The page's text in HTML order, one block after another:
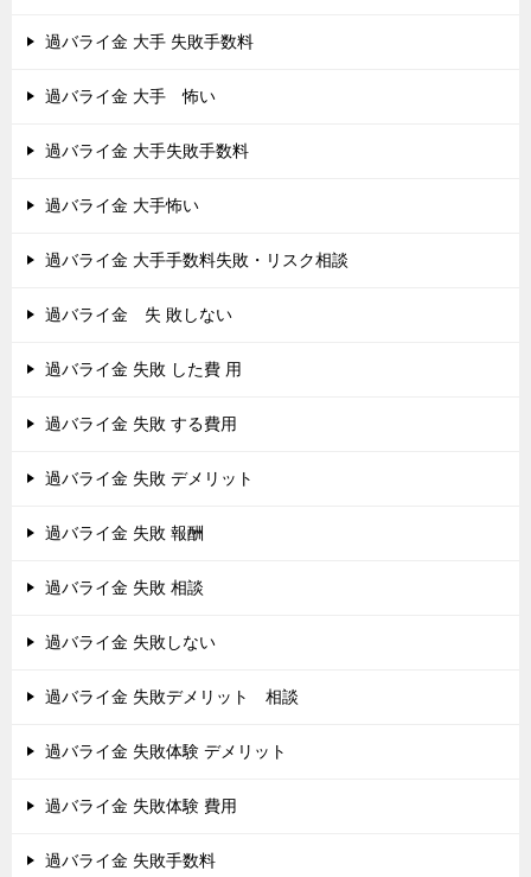
過バライ金 大手 失敗手数料
過バライ金 大手 怖い
過バライ金 大手失敗手数料
過バライ金 大手怖い
過バライ金 大手手数料失敗・リスク相談
過バライ金 失 敗しない
過バライ金 失敗 した費 用
過バライ金 失敗 する費用
過バライ金 失敗 デメリット
過バライ金 失敗 報酬
過バライ金 失敗 相談
過バライ金 失敗しない
過バライ金 失敗デメリット 相談
過バライ金 失敗体験 デメリット
過バライ金 失敗体験 費用
過バライ金 失敗手数料